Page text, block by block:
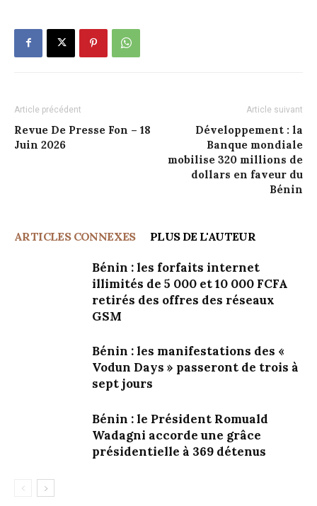
Article précédent
Revue De Presse Fon – 18
Juin 2026
Article suivant
Développement : la
Banque mondiale
mobilise 320 millions de
dollars en faveur du
Bénin
ARTICLES CONNEXES PLUS DE L'AUTEUR
Bénin : les forfaits internet
illimités de 5 000 et 10 000 FCFA
retirés des offres des réseaux
GSM
Bénin : les manifestations des «
Vodun Days » passeront de trois à
sept jours
Bénin : le Président Romuald
Wadagni accorde une grâce
présidentielle à 369 détenus